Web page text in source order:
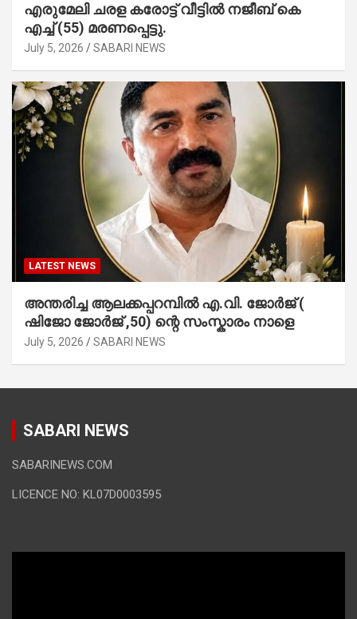
എരുമേലി ചരള കരോട്ട് വീട്ടിൽ നജീബ് കെ
എച്ച് (55) മരണപ്പെട്ടു.
July 5, 2026 SABARI NEWS
LATEST NEWS
അന്തരിച്ച ആ​ല​ക്ക​പ്പ​റമ്പിൽ​ എ.​വി. ജോ​ർ​ജ് (
ഷിജോ ജോർജ് ,50) ന്റെ സംസ്കാരം നാളെ
July 5, 2026 SABARI NEWS
SABARI NEWS
SABARINEWS.COM
LICENCE NO: KL07D0003595